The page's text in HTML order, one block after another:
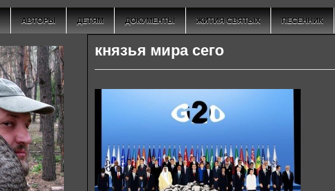
АВТОРЫ ДЕТЯМ ДОКУМЕНТЫ ЖИТИЯ СВЯТЫХ ПЕСЕННИК
князья мира сего